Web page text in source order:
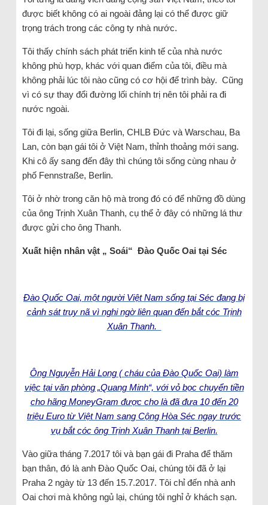
được biết không có ai ngoài đảng lại có thể được giữ
trọng trách trong các công ty nhà nước.
Tôi thấy chính sách phát triển kinh tế của nhà nước
không phù hợp, khác với quan điểm của tôi, điều mà
không phải lúc tôi nào cũng có cơ hội để trình bày. Cũng
vì có sự thay đổi đường lối chính trị nên tôi phải ra đi
nước ngoài.
Tôi đi lại, sống giữa Berlin, CHLB Đức và Warschau, Ba
Lan, còn bạn gái tôi ở Việt Nam, thỉnh thoảng mới sang.
Khi cô ấy sang đến đây thì chúng tôi sống cùng nhau ở
phố Fennstraße, Berlin.
Tôi ở nhờ trong căn hộ mà trong đó có để những đồ dùng
của ông Trịnh Xuân Thanh, cụ thể ở đây có những lá thư
được gửi cho ông Thanh.
Xuất hiện nhân vật „ Soái“ Đào Quốc Oai tại Séc
Đào Quốc Oai, một người Việt Nam sống tại Séc đang bị
cảnh sát truy nã vì nghi ngờ liên quan đến bắt cóc Trịnh
Xuân Thanh.
Ông Nguyễn Hải Long ( cháu của Đào Quốc Oai) làm
việc tại văn phòng „Quang Minh“, với vỏ bọc chuyển tiền
cho hãng MoneyGram được cho là đã đưa 10 đến 20
triệu Euro từ Việt Nam sang Cộng Hòa Séc ngay trước
vụ bắt cóc ông Trịnh Xuân Thanh tại Berlin.
Vào giữa tháng 7.2017 tôi và bạn gái đi Praha để thăm
bạn thân, đó là anh Đào Quốc Oai, chúng tôi đã ở lại
Praha 2 ngày từ 13 đến 15.7.2017. Tôi chỉ đến nhà anh
Oai chơi mà không ngủ lại, chúng tôi nghỉ ở khách sạn.